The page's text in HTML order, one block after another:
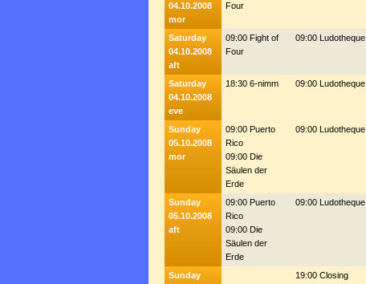
04.10.2008
mor
Four
Saturday
04.10.2008
aft
09:00 Fight of
Four
09:00 Ludotheque
Saturday
04.10.2008
eve
18:30 6-nimm 09:00 Ludotheque
Sunday
05.10.2008
mor
09:00 Puerto
Rico
09:00 Die
Säulen der
Erde
09:00 Ludotheque
Sunday
05.10.2008
aft
09:00 Puerto
Rico
09:00 Die
Säulen der
Erde
09:00 Ludotheque
Sunday 19:00 Closing